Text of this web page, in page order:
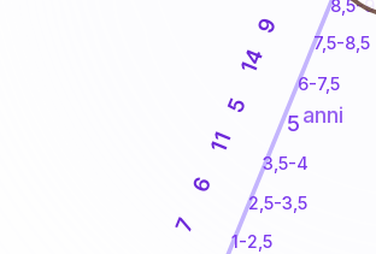
1-2,5
2,5-3,5
3,5-4
6-7,5
7,5-8,5
8,5-9
7
6
11
5
14
9
5anni